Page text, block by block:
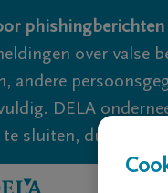
over valse
andere
DELA
sluiten, dus blijf